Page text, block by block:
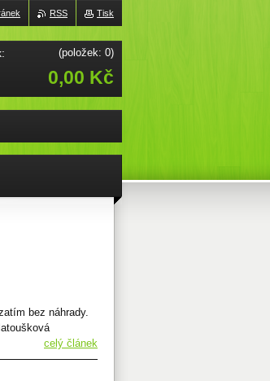
bez náhrady.
celý článek
Tisk
RSS
(položek: 0)
0,00 Kč